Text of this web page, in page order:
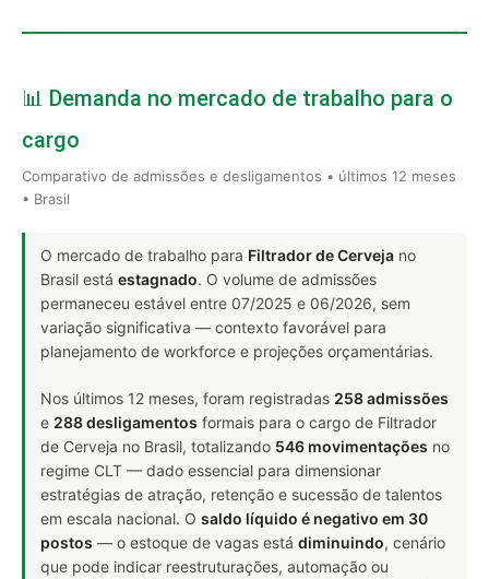
📊 Demanda no mercado de trabalho para o
cargo
Comparativo de admissões e desligamentos • últimos 12 meses
• Brasil
O mercado de trabalho para Filtrador de Cerveja no
Brasil está estagnado. O volume de admissões
permaneceu estável entre 07/2025 e 06/2026, sem
variação significativa — contexto favorável para
planejamento de workforce e projeções orçamentárias.
Nos últimos 12 meses, foram registradas 258 admissões
e 288 desligamentos formais para o cargo de Filtrador
de Cerveja no Brasil, totalizando 546 movimentações no
regime CLT — dado essencial para dimensionar
estratégias de atração, retenção e sucessão de talentos
em escala nacional. O saldo líquido é negativo em 30
postos — o estoque de vagas está diminuindo, cenário
que pode indicar reestruturações, automação ou